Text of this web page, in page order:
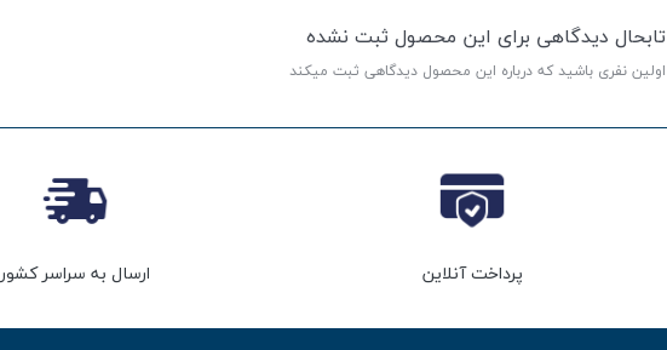
تابحال دیدگاهی برای این محصول ثبت نشده
اولین نفری باشید که درباره این محصول دیدگاهی ثبت میکند
پرداخت آنلاین ارسال به سراسر کشور